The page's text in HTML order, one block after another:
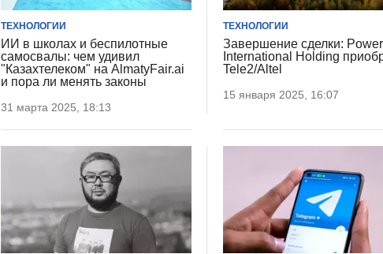
ТЕХНОЛОГИИ
ИИ в школах и беспилотные
самосвалы: чем удивил
"Казахтелеком" на AlmatyFair.ai
и пора ли менять законы
31 марта 2025, 18:13
ТЕХНОЛОГИИ
Завершение сделки: Power
International Holding
Tele2/Altel
15 января 2025, 16:07